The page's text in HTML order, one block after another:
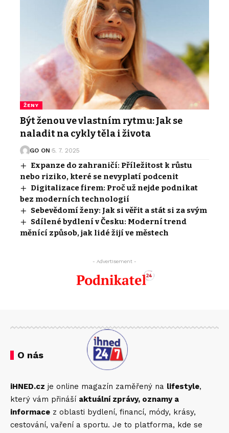
ŽENY
Být ženou ve vlastním rytmu: Jak se
naladit na cykly těla i života
GO ON 5. 7. 2025
Expanze do zahraničí: Příležitost k růstu
nebo riziko, které se nevyplatí podcenit
Digitalizace firem: Proč už nejde podnikat
bez moderních technologií
Sebevědomí ženy: Jak si věřit a stát si za svým
Sdílené bydlení v Česku: Moderní trend
měnící způsob, jak lidé žijí ve městech
- Advertisement -
O nás
iHNED.cz je online magazín zaměřený na lifestyle,
který vám přináší aktuální zprávy, oznamy a
informace z oblasti bydlení, financí, módy, krásy,
cestování, vaření a sportu. Je to platforma, kde se